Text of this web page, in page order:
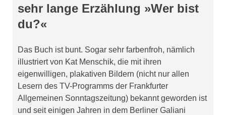
sehr lange Erzählung »Wer bist
du?«
Das Buch ist bunt. Sogar sehr farbenfroh, nämlich
illustriert von Kat Menschik, die mit ihren
eigenwilligen, plakativen Bildern (nicht nur allen
Lesern des TV-Programms der Frankfurter
Allgemeinen Sonntagszeitung) bekannt geworden ist
und seit einigen Jahren in dem Berliner Galiani